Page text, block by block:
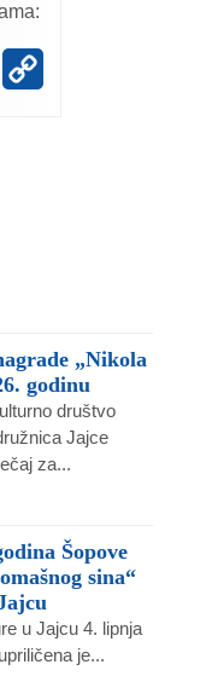
Email
„Nikola
godinu
društvo
Jajce
za...
Šopove
sina“
u Jajcu 4. lipnja
je...